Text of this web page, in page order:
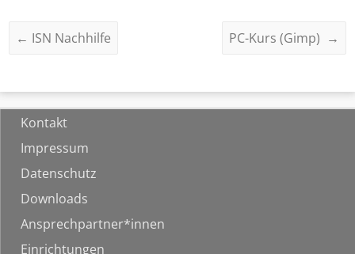
← ISN Nachhilfe PC-Kurs (Gimp) →
Kontakt
Impressum
Datenschutz
Downloads
Ansprechpartner*innen
Einrichtungen